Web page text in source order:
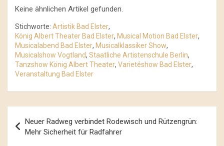
Keine ähnlichen Artikel gefunden.
Stichworte: Artistik Bad Elster,
König Albert Theater Bad Elster, Musical Motion Bad Elster,
Musicalabend Bad Elster, Musicalklassiker Show,
Musicalshow Vogtland, Staatliche Artistenschule Berlin,
Tanzshow König Albert Theater, Varietéshow Bad Elster,
Veranstaltung Bad Elster
Navigation
Neuer Radweg verbindet Rodewisch und Rützengrün:
Mehr Sicherheit für Radfahrer